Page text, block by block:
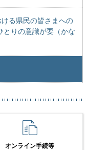
る県民の皆さまへの
とりの意識が要（かな
オンライン手続等